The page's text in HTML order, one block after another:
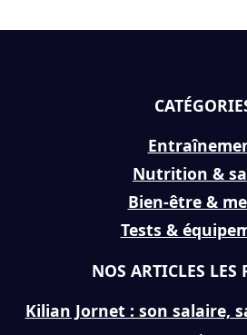
Nutrition &
Bien-être &
Tests &
NOS ARTICLES LES
Kilian Jornet : son salaire,